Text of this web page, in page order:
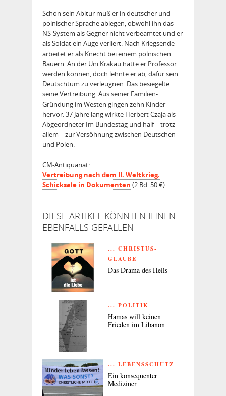
Schon sein Abitur muß er in deutscher und
polnischer Sprache ablegen, obwohl ihn das
NS-System als Gegner nicht verbeamtet und er
als Soldat ein Auge verliert. Nach Kriegsende
arbeitet er als Knecht bei einem polnischen
Bauern. An der Uni Krakau hätte er Professor
werden können, doch lehnte er ab, dafür sein
Deutschtum zu verleugnen. Das besiegelte
seine Vertreibung. Aus seiner Familien-
Gründung im Westen gingen zehn Kinder
hervor. 37 Jahre lang wirkte Herbert Czaja als
Abgeordneter Im Bundestag und half – trotz
allem – zur Versöhnung zwischen Deutschen
und Polen.
CM-Antiquariat:
Vertreibung nach dem II. Weltkrieg.
Schicksale in Dokumenten (2 Bd. 50 €)
DIESE ARTIKEL KÖNNTEN IHNEN
EBENFALLS GEFALLEN
... CHRISTUS-
GLAUBE
Das Drama des Heils
... POLITIK
Hamas will keinen
Frieden im Libanon
... LEBENSSCHUTZ
Ein konsequenter
Mediziner